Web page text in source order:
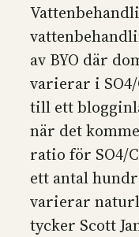
av BYO där
varierar i
till ett
när det
ratio för SO4/
ett antal
varierar
tycker Scott